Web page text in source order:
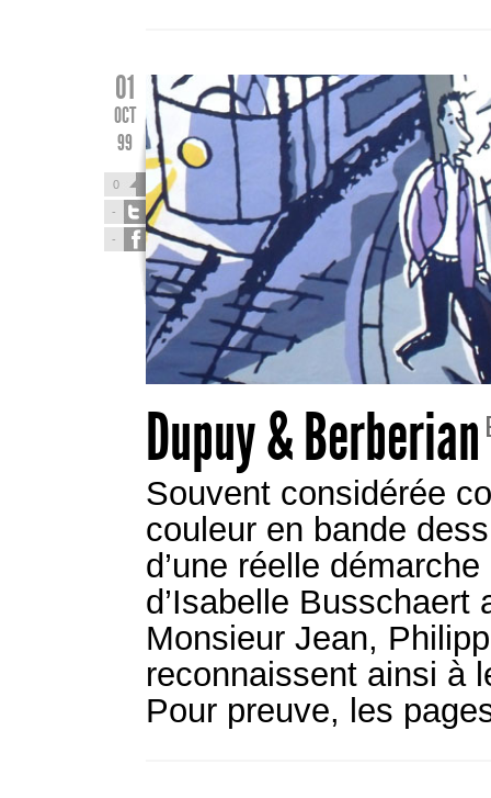
01
OCT
99
0
-
-
Dupuy & Berberian
Souvent considérée
couleur en bande
d’une réelle
d’Isabelle
Monsieur Jean,
reconnaissent ainsi à
Pour preuve, les